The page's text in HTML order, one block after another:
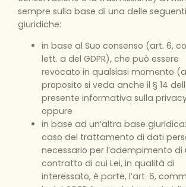
sempre sulla base di una delle
giuridiche:
in base al Suo consenso (art. 6,
lett. a del GDPR), che può essere
revocato in qualsiasi momento
proposito si veda anche il § 14
presente informativa sulla
oppure
in base ad un’altra base
caso del trattamento di dati
necessario per l’adempimento di
contratto di cui Lei, in qualità di
interessato, è parte, l’art. 6,